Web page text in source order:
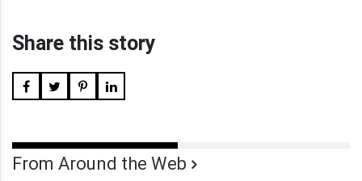
Share this story
From Around the Web